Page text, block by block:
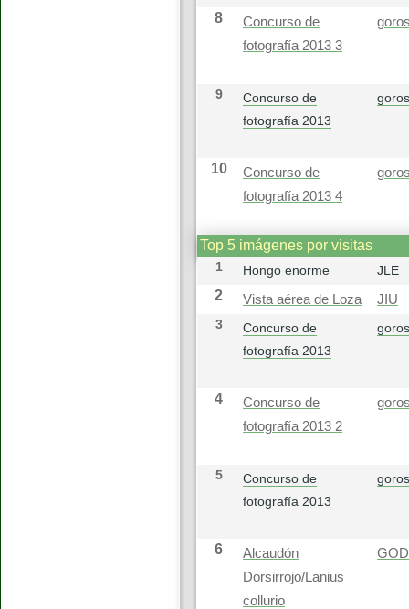
8
Concurso de
fotografía 2013 3
9
Concurso de
fotografía 2013
10
Concurso de
fotografía 2013 4
Top 5 imágenes por visitas
1 Hongo enorme JLE
2 Vista aérea de Loza
JIU
3
Concurso de
fotografía 2013
4
Concurso de
fotografía 2013 2
5
Concurso de
fotografía 2013
6
Alcaudón
Dorsirrojo/Lanius
collurio
GOD